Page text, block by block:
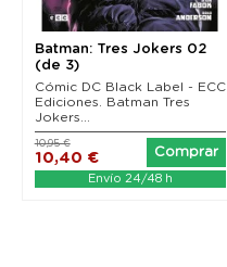
Batman: Tres Jokers 02
(de 3)
Cómic DC Black Label - ECC
Ediciones. Batman Tres
Jokers...
10,40 €
10,95 €
Comprar
Envío 24/48 h